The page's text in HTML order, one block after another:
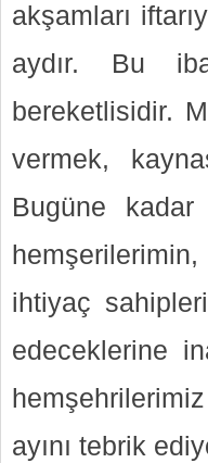
akşamları
aydır. Bu
bereketlisidir.
vermek,
Bugüne
ihtiyaç
edeceklerine
ayını tebrik